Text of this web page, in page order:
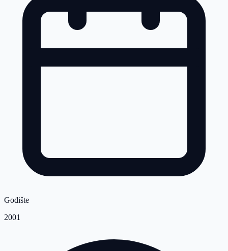
Godište
2001